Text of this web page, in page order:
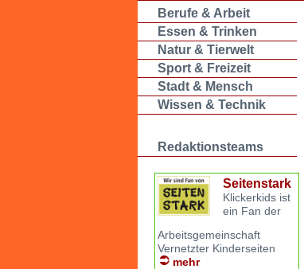
Berufe & Arbeit
Essen & Trinken
Natur & Tierwelt
Sport & Freizeit
Stadt & Mensch
Wissen & Technik
Redaktionsteams
Seitenstark
Klickerkids ist
ein Fan der
Arbeitsgemeinschaft
Vernetzter Kinderseiten
mehr